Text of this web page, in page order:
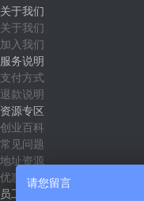
关于我们
关于我们
加入我们
服务说明
支付方式
退款说明
资源专区
创业百科
常见问题
地址资源
优惠套餐
员工社区
请您留言